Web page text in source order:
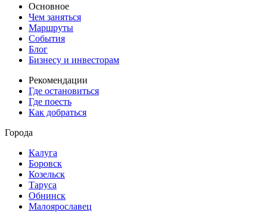
Основное
Чем заняться
Маршруты
События
Блог
Бизнесу и инвесторам
Рекомендации
Где остановиться
Где поесть
Как добраться
Города
Калуга
Боровск
Козельск
Таруса
Обнинск
Малоярославец